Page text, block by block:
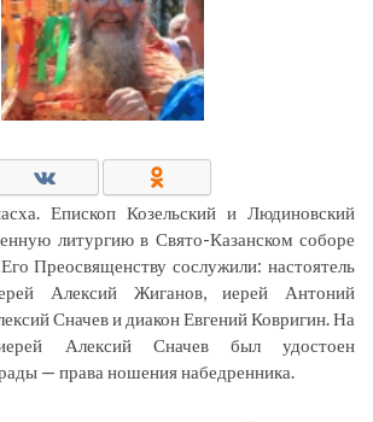
Епископ Козельский и Людиновский
литургию в Свято-Казанском соборе
Преосвященству сослужили: настоятель
Алексий Жиганов, иерей Антоний
Сначев и диакон Евгений Ковригин. На
Алексий Сначев был удостоен
— права ношения набедренника.